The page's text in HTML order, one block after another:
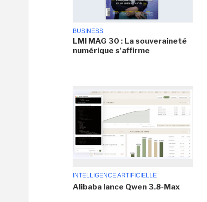
BUSINESS
LMI MAG 30 : La souveraineté
numérique s'affirme
INTELLIGENCE ARTIFICIELLE
Alibaba lance Qwen 3.8-Max